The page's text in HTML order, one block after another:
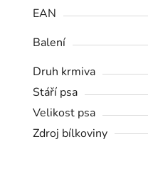
EAN
Balení
Druh krmiva
Stáří psa
Velikost psa
Zdroj bílkoviny